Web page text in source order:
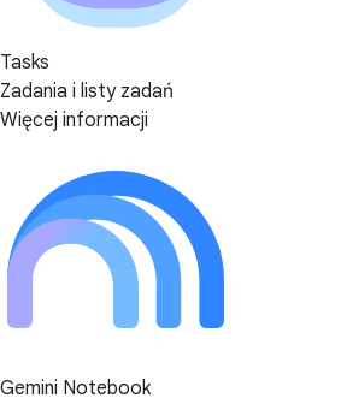
Tasks
Zadania i listy zadań
Więcej informacji
Gemini Notebook